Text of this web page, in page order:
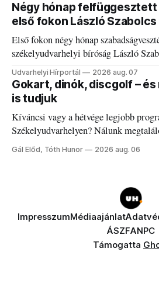
Négy hónap
első fokon László Szabolcs
Első fokon négy hónap
székelyudvarhelyi bíróság László
Udvarhelyi Hírportál 2026 aug. 07
Gokart, dinók, discgolf –
is tudjuk
Kíváncsi vagy a hétvége legjobb
Székelyudvarhelyen? Nálunk
a fogaddal, a fogorvosi ügyeletet is!
Gál Előd, Tóth Hunor 2026 aug. 06
ImpresszumMédiaajánlat
ÁSZFANPC
Támogatta